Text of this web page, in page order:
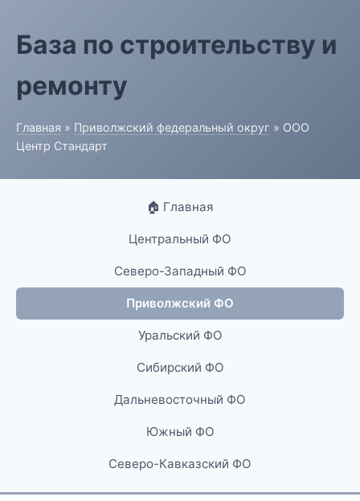
База по строительству и
ремонту
Главная » Приволжский федеральный округ » ООО
Центр Стандарт
🏠 Главная
Центральный ФО
Северо-Западный ФО
Приволжский ФО
Уральский ФО
Сибирский ФО
Дальневосточный ФО
Южный ФО
Северо-Кавказский ФО